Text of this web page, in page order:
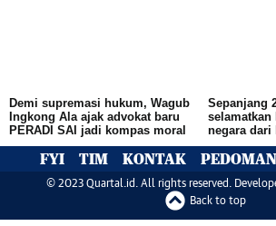
Demi supremasi hukum, Wagub
Ingkong Ala ajak advokat baru
PERADI SAI jadi kompas moral
Sepanjang
selamatkan
negara dari
FYI TIM KONTAK
© 2023 Quartal.id. All rights reserved.
Back to top